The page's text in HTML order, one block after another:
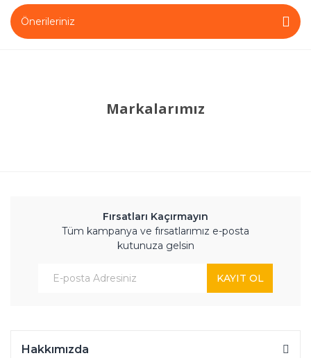
Önerileriniz
Markalarımız
Fırsatları Kaçırmayın
Tüm kampanya ve fırsatlarımız e-posta
kutunuza gelsin
KAYIT OL
Hakkımızda